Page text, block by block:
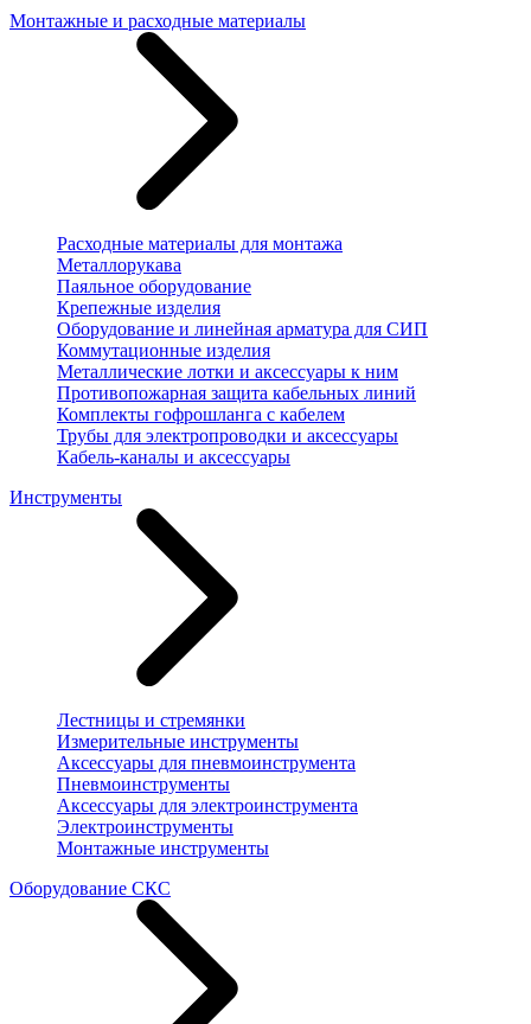
Монтажные и расходные материалы
Расходные материалы для монтажа
Металлорукава
Паяльное оборудование
Крепежные изделия
Оборудование и линейная арматура для СИП
Коммутационные изделия
Металлические лотки и аксессуары к ним
Противопожарная защита кабельных линий
Комплекты гофрошланга с кабелем
Трубы для электропроводки и аксессуары
Кабель-каналы и аксессуары
Инструменты
Лестницы и стремянки
Измерительные инструменты
Аксессуары для пневмоинструмента
Пневмоинструменты
Аксессуары для электроинструмента
Электроинструменты
Монтажные инструменты
Оборудование СКС